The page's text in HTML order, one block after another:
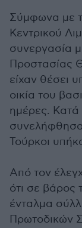
Σύμφωνα με
Κεντρικού
συνεργασία
Προστασίας
είχαν θέσει
οικία του
ημέρες. Κατά
Τούρκοι
Από τον
ότι σε βάρος
ένταλμα
Πρωτοδικών